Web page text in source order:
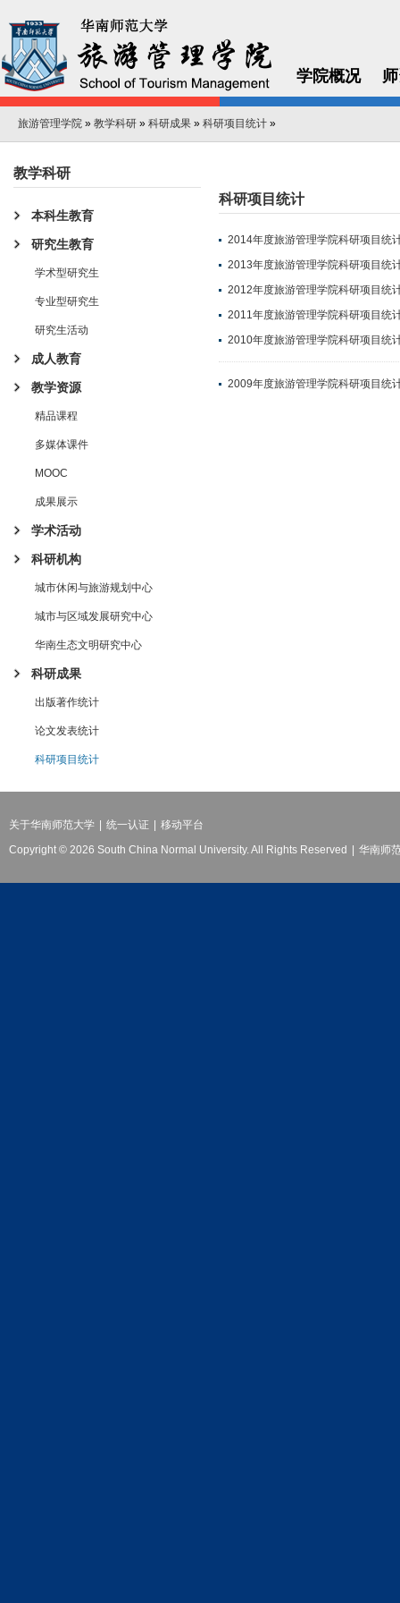
学院概况
旅游管理学院 » 教学科研 » 科研成果 » 科研项目统计 »
教学科研
本科生教育
研究生教育
学术型研究生
专业型研究生
研究生活动
成人教育
教学资源
精品课程
多媒体课件
MOOC
成果展示
学术活动
科研机构
城市休闲与旅游规划中心
城市与区域发展研究中心
华南生态文明研究中心
科研成果
出版著作统计
论文发表统计
科研项目统计
科研项目统计
2014年度旅游管理学院科研项目统
2013年度旅游管理学院科研项目统
2012年度旅游管理学院科研项目统
2011年度旅游管理学院科研项目统
2010年度旅游管理学院科研项目统
2009年度旅游管理学院科研项目统
关于华南师范大学 统一认证
移动平台
Copyright © 2026 South China Normal University. All Rights Reserved
华南师